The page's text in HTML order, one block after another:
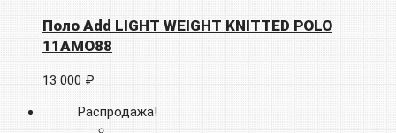
Поло Add LIGHT WEIGHT KNITTED POLO
11AMO88
13 000 ₽
Распродажа!